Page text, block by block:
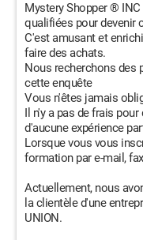
Mystery Shopper ®
qualifiées pour devenir
C'est amusant et
faire des achats.
Nous recherchons des
cette enquête
Vous n'êtes jamais
Il n'y a pas de frais
d'aucune expérience
Lorsque vous vous
formation par e-mail,
Actuellement, nous
la clientèle d'une
UNION.